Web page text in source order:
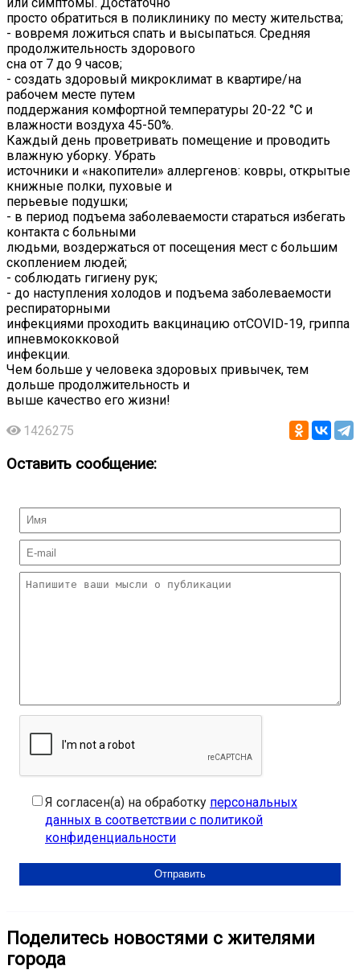
просто обратиться в поликлинику по месту жительства;
- вовремя ложиться спать и высыпаться. Средняя
продолжительность здорового
сна от 7 до 9 часов;
- создать здоровый микроклимат в квартире/на
рабочем месте путем
поддержания комфортной температуры 20-22 °С и
влажности воздуха 45-50%.
Каждый день проветривать помещение и проводить
влажную уборку. Убрать
источники и «накопители» аллергенов: ковры, открытые
книжные полки, пуховые и
перьевые подушки;
- в период подъема заболеваемости стараться избегать
контакта с больными
людьми, воздержаться от посещения мест с большим
скоплением людей;
- соблюдать гигиену рук;
- до наступления холодов и подъема заболеваемости
респираторными
инфекциями проходить вакцинацию отCOVID-19, гриппа
ипневмококковой
инфекции.
Чем больше у человека здоровых привычек, тем
дольше продолжительность и
выше качество его жизни!
1426275
Оставить сообщение:
Я согласен(а) на обработку персональных
данных в соответствии с политикой
конфиденциальности
Поделитесь новостями с жителями
города